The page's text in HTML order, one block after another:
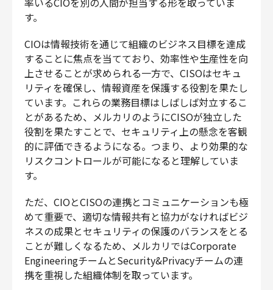
す。
CIOは情報技術を通じて組織のビジネス目標を達成
することに焦点を当てており、効率性や生産性を向
上させることが求められる一方で、CISOはセキュ
リティを確保し、情報資産を保護する役割を果たし
ています。これらの業務目標はしばしば対立するこ
とがあるため、メルカリのようにCISOが独立した
役割を果たすことで、セキュリティ上の懸念を客観
的に評価できるようになる。つまり、より効果的な
リスクコントロールが可能になると理解していま
す。
ただ、CIOとCISOの連携とコミュニケーションも極
めて重要で、適切な情報共有と協力がなければビジ
ネスの成果とセキュリティの保護のバランスをとる
ことが難しくなるため、メルカリではCorporate
EngineeringチームとSecurity&Privacyチームの連
携を重視した組織体制を取っています。